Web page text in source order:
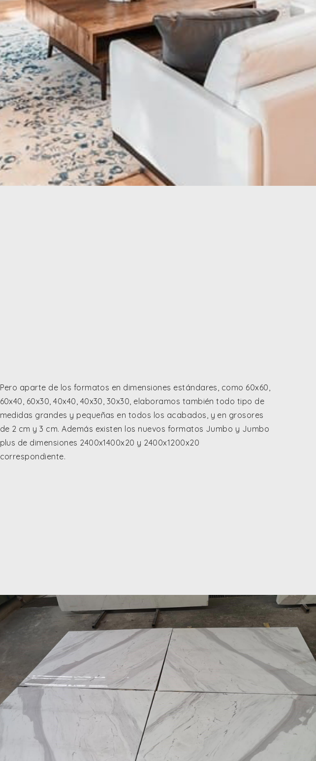
Pero aparte de los formatos en dimensiones estándares, como 60x60,
60x40, 60x30, 40x40, 40x30, 30x30, elaboramos también todo tipo de
medidas grandes y pequeñas en todos los acabados, y en grosores
de 2 cm y 3 cm. Además existen los nuevos formatos Jumbo y Jumbo
plus de dimensiones 2400x1400x20 y 2400x1200x20
correspondiente.